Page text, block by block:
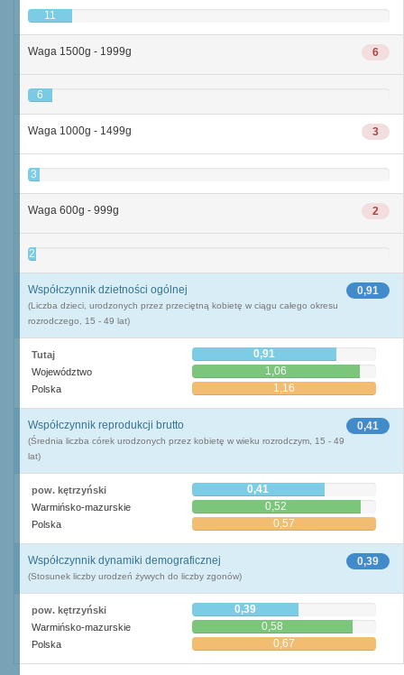
11
6
Waga 1500g - 1999g
6
3
Waga 1000g - 1499g
3
2
Waga 600g - 999g
2
0,91
Współczynnik dzietności ogólnej
(Liczba dzieci, urodzonych przez przeciętną kobietę w ciągu całego okresu
rozrodczego, 15 - 49 lat)
Tutaj 0,91
Województwo 1,06
Polska 1,16
0,41
Współczynnik reprodukcji brutto
(Średnia liczba córek urodzonych przez kobietę w wieku rozrodczym, 15 - 49
lat)
pow. kętrzyński 0,41
Warmińsko-mazurskie 0,52
Polska 0,57
0,39
Współczynnik dynamiki demograficznej
(Stosunek liczby urodzeń żywych do liczby zgonów)
pow. kętrzyński 0,39
Warmińsko-mazurskie 0,58
Polska 0,67